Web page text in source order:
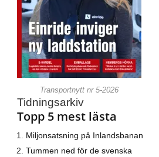
Transportnytt nr 5-2026
Tidningsarkiv
Topp 5 mest lästa
Miljonsatsning på Inlandsbanan
Tummen ned för de svenska